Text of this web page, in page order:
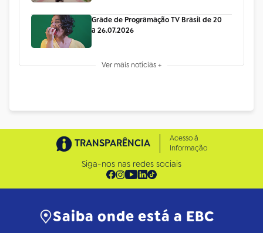
Grade de Programação TV Brasil de 20
a 26.07.2026
Ver mais notícias +
TRANSPARÊNCIA
Acesso à
Informação
Siga-nos nas redes sociais
Saiba onde está a EBC